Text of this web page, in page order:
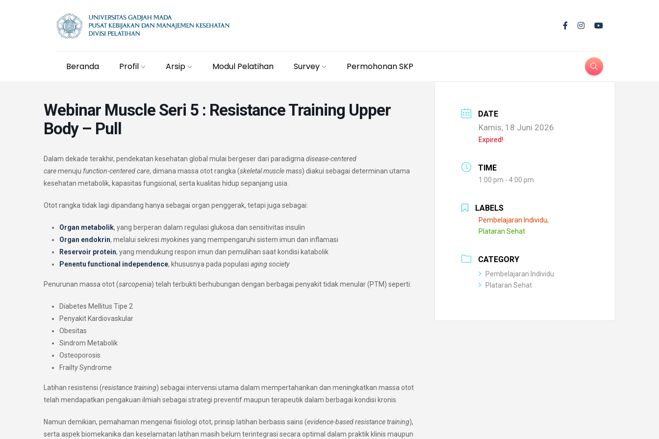
Beranda Profil Arsip Modul Pelatihan Survey Permohonan SKP
Webinar Muscle Seri 5 : Resistance Training Upper
Body – Pull
Dalam dekade terakhir, pendekatan kesehatan global mulai bergeser dari paradigma disease-centered
caremenuju function-centered care, dimana massa otot rangka (skeletal muscle mass) diakui sebagai determinan utama
kesehatan metabolik, kapasitas fungsional, serta kualitas hidup sepanjang usia.
Otot rangka tidak lagi dipandang hanya sebagai organ penggerak, tetapi juga sebagai:
Organ metabolik, yang berperan dalam regulasi glukosa dan sensitivitas insulin
Organ endokrin, melalui sekresi myokinesyang mempengaruhi sistem imun dan inflamasi
Reservoir protein, yang mendukung respon imun dan pemulihan saat kondisi katabolik
Penentu functional independence, khususnya pada populasi aging society
Penurunan massa otot (sarcopenia) telah terbukti berhubungan dengan berbagai penyakit tidak menular (PTM) seperti:
Diabetes Mellitus Tipe 2
Penyakit Kardiovaskular
Obesitas
Sindrom Metabolik
Osteoporosis
Frailty Syndrome
Latihan resistensi (resistance training) sebagai intervensi utama dalam mempertahankan dan meningkatkan massa otot
telah mendapatkan pengakuan ilmiah sebagai strategi preventif maupun terapeutik dalam berbagai kondisi kronis.
Namun demikian, pemahaman mengenai fisiologi otot, prinsip latihan berbasis sains (evidence-based resistance training),
serta aspek biomekanika dan keselamatan latihan masih belum terintegrasi secara optimal dalam praktik klinis maupun
DATE
Kamis, 18 Juni 2026
Expired!
TIME
1:00 pm - 4:00 pm
LABELS
Pembelajaran Individu,
Plataran Sehat
CATEGORY
Pembelajaran Individu
Plataran Sehat